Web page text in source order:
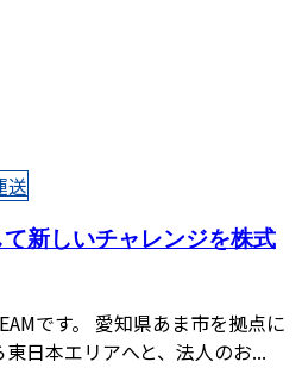
送
新しいチャレンジを株式
です。 愛知県あま市を拠点に
日本エリアへと、法人のお...